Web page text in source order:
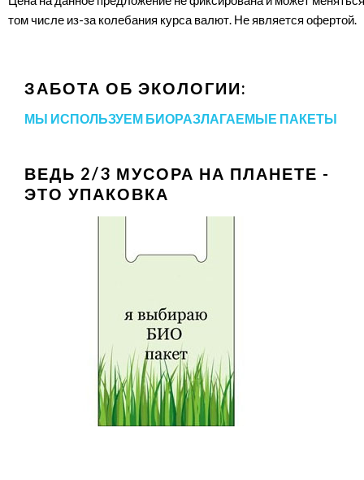
том числе из-за колебания курса валют. Не является офертой.
ЗАБОТА ОБ ЭКОЛОГИИ:
МЫ ИСПОЛЬЗУЕМ БИОРАЗЛАГАЕМЫЕ ПАКЕТЫ
ВЕДЬ 2/3 МУСОРА НА ПЛАНЕТЕ -
ЭТО УПАКОВКА